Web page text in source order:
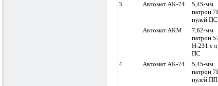
3
Автомат АК-74
5,45-мм
патрон
пулей ПС
Автомат АКМ
7,62-мм
патрон
Н-231 с
ПС
4
Автомат АК-74
5,45-мм
патрон
пулей ПП